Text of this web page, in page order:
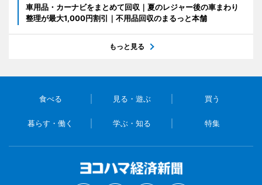
車用品・カーナビをまとめて回収｜夏のレジャー後の車まわり
整理が最大1,000円割引｜不用品回収のまるっと本舗
もっと見る
食べる 見る・遊ぶ 買う
暮らす・働く 学ぶ・知る 特集